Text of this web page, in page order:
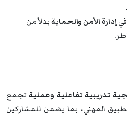
إدارة الأمن والحمايةبدلاً من
تدريبية تفاعلية وعمليةتجمع
المهني، بما يضمن للمشاركين